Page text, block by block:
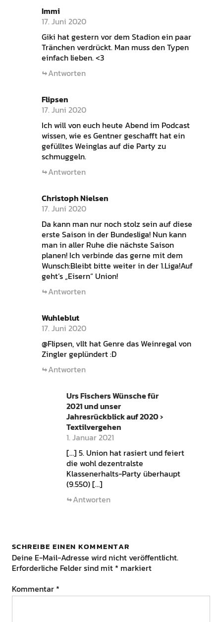
Immi
17. Juni 2020
Giki hat gestern vor dem Stadion ein paar
Tränchen verdrückt. Man muss den Typen
einfach lieben. <3
Antworten
Flipsen
17. Juni 2020
Ich will von euch heute Abend im Podcast
wissen, wie es Gentner geschafft hat ein
gefülltes Weinglas auf die Party zu
schmuggeln.
Antworten
Christoph Nielsen
17. Juni 2020
Da kann man nur noch stolz sein auf diese
erste Saison in der Bundesliga! Nun kann
man in aller Ruhe die nächste Saison
planen! Ich verbinde das gerne mit dem
Wunsch:Bleibt bitte weiter in der 1.Liga!Auf
geht’s „Eisern“ Union!
Antworten
Wuhleblut
17. Juni 2020
@Flipsen, vllt hat Genre das Weinregal von
Zingler geplündert :D
Antworten
Urs Fischers Wünsche für
2021 und unser
Jahresrückblick auf 2020 ›
Textilvergehen
1. Januar 2021
[…] 5. Union hat rasiert und feiert
die wohl dezentralste
Klassenerhalts-Party überhaupt
(9.550) […]
Antworten
SCHREIBE EINEN KOMMENTAR
Deine E-Mail-Adresse wird nicht veröffentlicht.
Erforderliche Felder sind mit * markiert
Kommentar *